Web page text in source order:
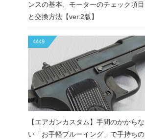
ンスの基本、モーターのチェック項目
と交換方法【ver.2版】
4449
【エアガンカスタム】手間のかからな
い「お手軽ブルーイング」で手持ちの